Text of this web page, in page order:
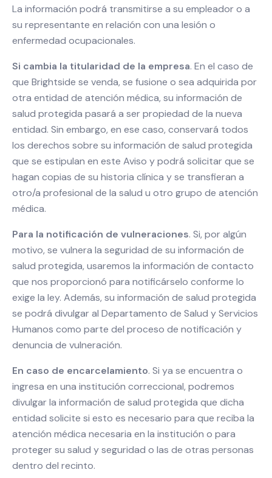
La información podrá transmitirse a su empleador o a
su representante en relación con una lesión o
enfermedad ocupacionales.
Si cambia la titularidad de la empresa. En el caso de
que Brightside se venda, se fusione o sea adquirida por
otra entidad de atención médica, su información de
salud protegida pasará a ser propiedad de la nueva
entidad. Sin embargo, en ese caso, conservará todos
los derechos sobre su información de salud protegida
que se estipulan en este Aviso y podrá solicitar que se
hagan copias de su historia clínica y se transfieran a
otro/a profesional de la salud u otro grupo de atención
médica.
Para la notificación de vulneraciones. Si, por algún
motivo, se vulnera la seguridad de su información de
salud protegida, usaremos la información de contacto
que nos proporcionó para notificárselo conforme lo
exige la ley. Además, su información de salud protegida
se podrá divulgar al Departamento de Salud y Servicios
Humanos como parte del proceso de notificación y
denuncia de vulneración.
En caso de encarcelamiento. Si ya se encuentra o
ingresa en una institución correccional, podremos
divulgar la información de salud protegida que dicha
entidad solicite si esto es necesario para que reciba la
atención médica necesaria en la institución o para
proteger su salud y seguridad o las de otras personas
dentro del recinto.